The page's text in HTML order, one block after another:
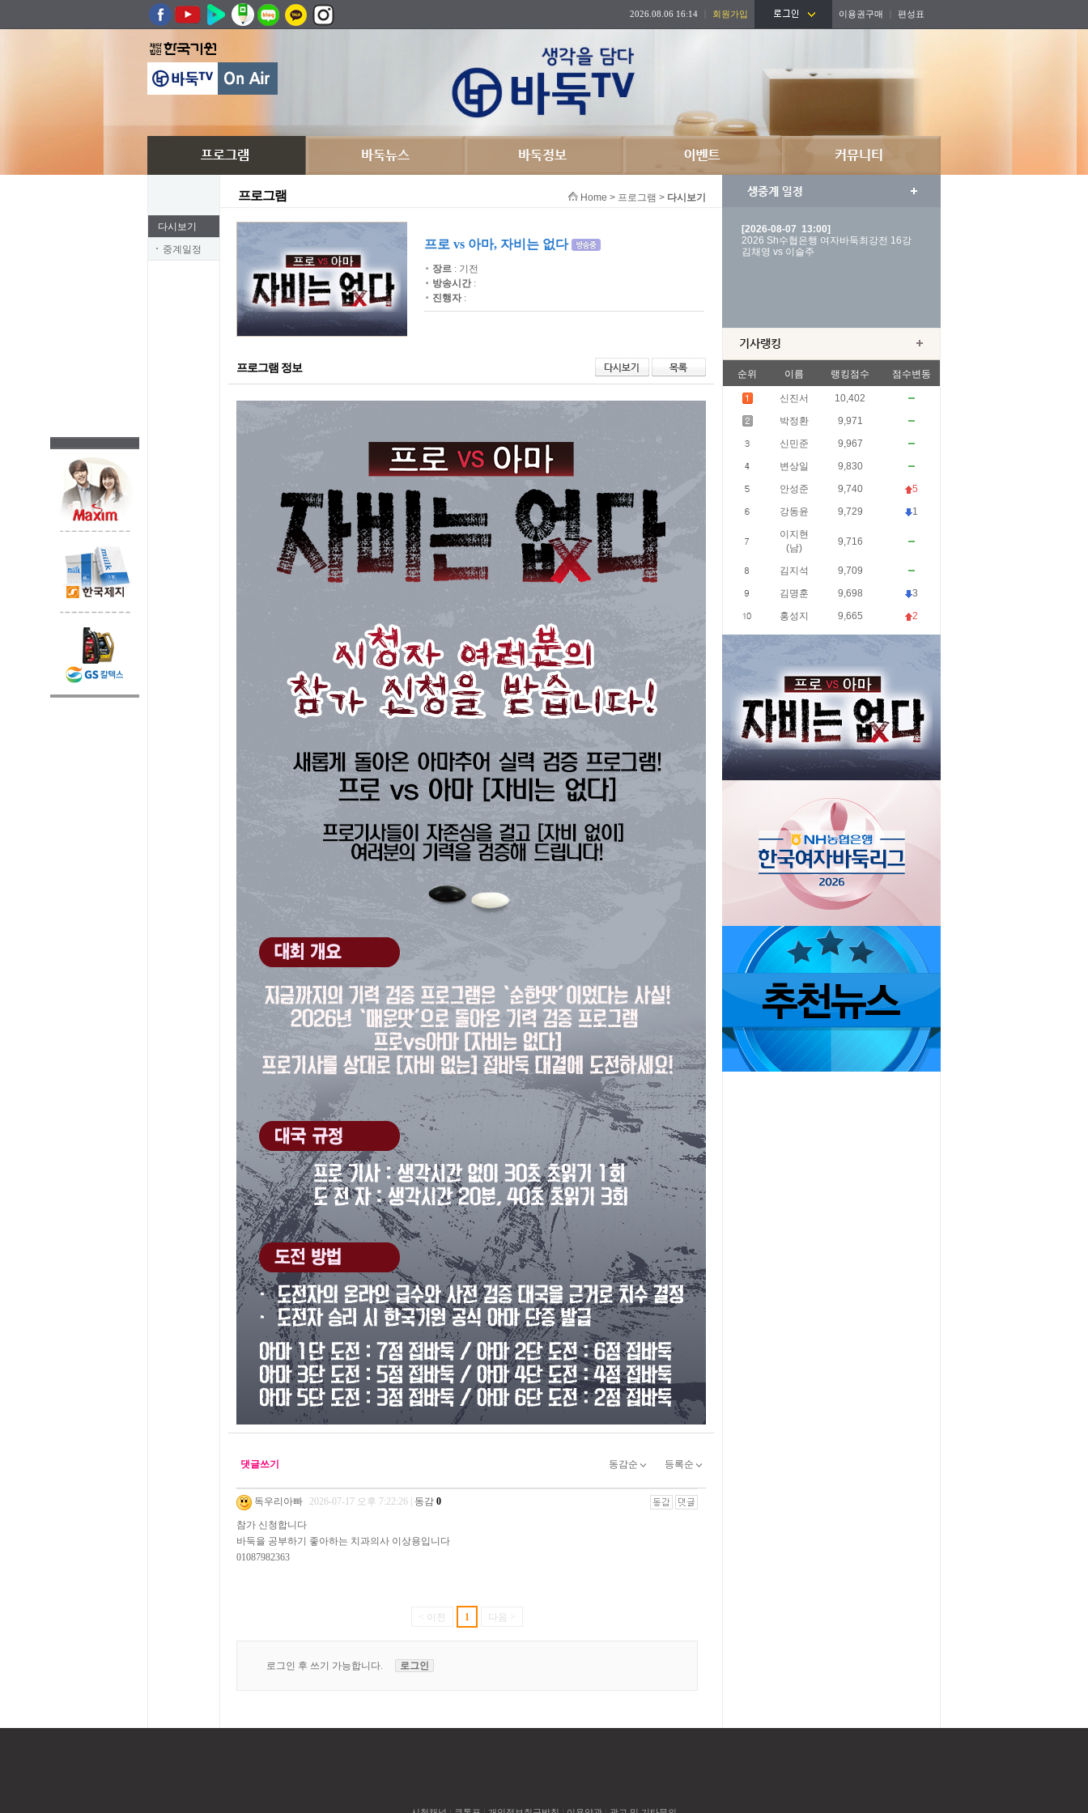
2026.08.06 16:14 회원가입 이용권구매 편성표
다시보기
중계일정
프로그램 Home > 프로그램 > 다시보기
프로 vs 아마, 자비는 없다
장르 : 기전
방송시간 :
진행자:
프로그램 정보
[2026-08-07 13:00]
2026 Sh수협은행 여자바둑최강전 16강
김채영 vs 이슬주
순위 이름 랭킹점수 점수변동
신진서
10,402
박정환
9,971
신민준
9,967
변상일
9,830
안성준
9,740
5
강동윤
9,729
1
이지현
(남)
9,716
김지석
9,709
김명훈
9,698
3
홍성지
9,665 2